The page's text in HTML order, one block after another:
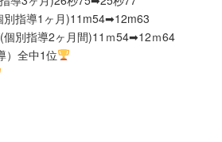
別指導1ヶ月)11m54➡︎12m63
個別指導2ヶ月間)11ｍ54➡︎12ｍ64
）全中1位